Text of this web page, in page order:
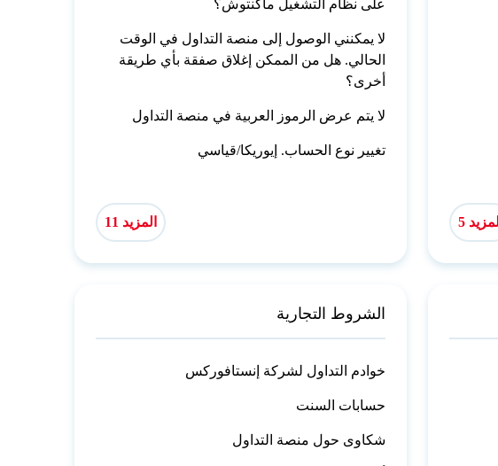
على نظام التشغيل ماكنتوش؟
لا يمكنني الوصول إلى منصة التداول في الوقت
الحالي. هل من الممكن إغلاق صفقة بأي طريقة
أخرى؟
لا يتم عرض الرموز العربية في منصة التداول
تغيير نوع الحساب. إيوريكا/قياسي
المزيد 11 المزيد 5
الشروط التجارية
خوادم التداول لشركة إنستافوركس
حسابات السنت
شكاوى حول منصة التداول